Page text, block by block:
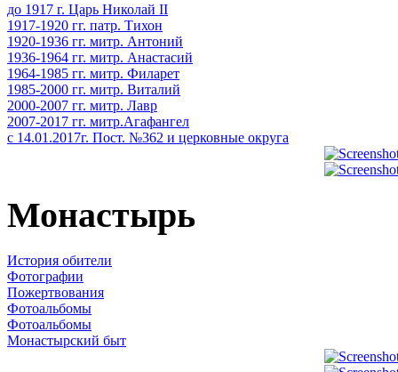
до 1917 г. Царь Николай II
1917-1920 гг. патр. Тихон
1920-1936 гг. митр. Антоний
1936-1964 гг. митр. Анастасий
1964-1985 гг. митр. Филарет
1985-2000 гг. митр. Виталий
2000-2007 гг. митр. Лавр
2007-2017 гг. митр.Агафангел
с 14.01.2017г. Пост. №362 и церковные округа
Монастырь
История обители
Фотографии
Пожертвования
Фотоальбомы
Фотоальбомы
Монастырский быт